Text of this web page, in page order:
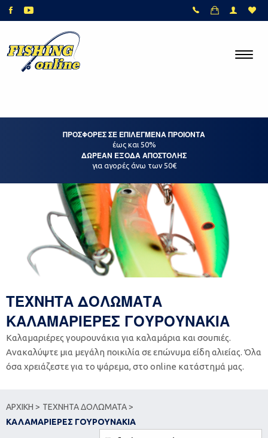
ΠΡΟΣΦΟΡΕΣ ΣΕ ΕΠΙΛΕΓΜΕΝΑ ΠΡΟΙΟΝΤΑ
έως και 50%
ΔΩΡΕΑΝ ΕΞΟΔΑ ΑΠΟΣΤΟΛΗΣ
για αγορές άνω των 50€
ΤΕΧΝΗΤΑ ΔΟΛΩΜΑΤΑ
ΚΑΛΑΜΑΡΙΕΡΕΣ ΓΟΥΡΟΥΝΑΚΙΑ
Καλαμαριέρες γουρουνάκια για καλαμάρια και σουπιές.
Ανακαλύψτε μια μεγάλη ποικιλία σε επώνυμα είδη αλιείας. Όλα
όσα χρειάζεστε για το ψάρεμα, στο online κατάστημά μας.
ΑΡΧΙΚΗ > ΤΕΧΝΗΤΑ ΔΟΛΩΜΑΤΑ >
ΚΑΛΑΜΑΡΙΕΡΕΣ ΓΟΥΡΟΥΝΑΚΙΑ